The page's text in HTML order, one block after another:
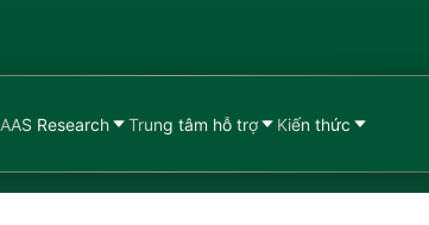
AAS Research Trung tâm hỗ trợ Kiến thức